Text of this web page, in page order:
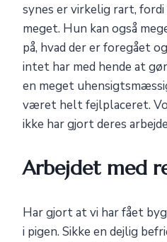
synes er virkelig rart,
meget. Hun kan også
på, hvad der er foregået
intet har med hende at
en meget
været helt fejlplaceret.
ikke har gjort deres
Arbejdet med
Har gjort at vi har fået
i pigen. Sikke en dejlig